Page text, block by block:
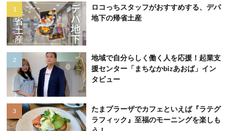
ロコっちスタッフがおすすめする、デパ
地下の帰省土産
地域で自分らしく働く人を応援！起業支
援センター「まちなかbizあおば」イン
タビュー
たまプラーザでカフェといえば『ラテグ
ラフィック』至福のモーニングを楽しも